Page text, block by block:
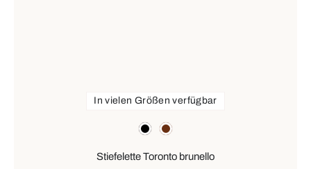
schwarz
braun
In vielen Größen verfügbar
Stiefelette Toronto brunello